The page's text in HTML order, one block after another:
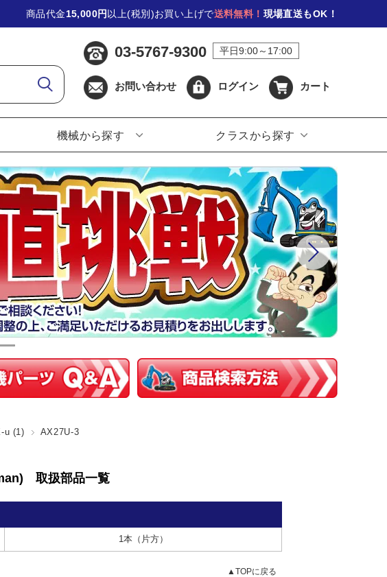
商品代金15,000円 以上(税別)お買い上げで送料無料！ 現場直送もOK！
03-5767-9300 平日9:00～17:00
お問い合わせ ログイン カート
機械から探す クラスから探す
u (1) AX27U-3
取扱部品一覧
1本（片方）
▲TOPに戻る